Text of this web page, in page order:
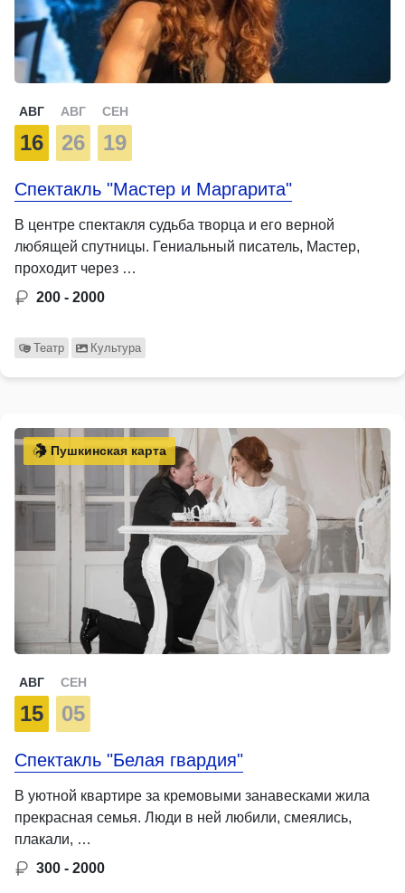
АВГ
16
АВГ
26
СЕН
19
Спектакль "Мастер и Маргарита"
В центре спектакля судьба творца и его верной
любящей спутницы. Гениальный писатель, Мастер,
проходит через …
200 - 2000
Театр Культура
Пушкинская карта
АВГ
15
СЕН
05
Спектакль "Белая гвардия"
В уютной квартире за кремовыми занавесками жила
прекрасная семья. Люди в ней любили, смеялись,
плакали, …
300 - 2000